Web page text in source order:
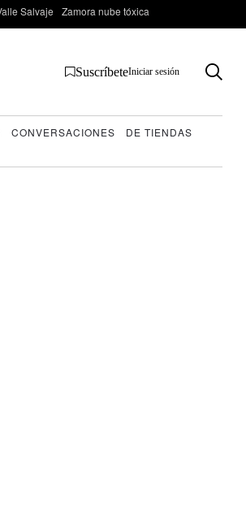
Salvaje Zamora nube tóxica
SuscríbeteIniciar sesión
CONVERSACIONES
DE TIENDAS